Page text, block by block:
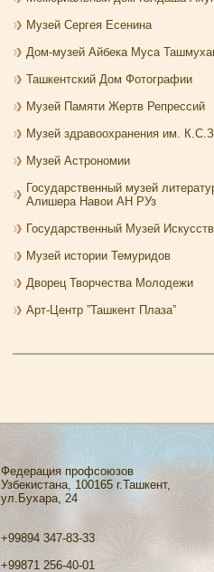
Музей Сергея Есенина
Дом-музей Айбека Муса
Ташкентский Дом Фотографии
Музей Памяти Жертв Репрессий
Музей здравоохранения им.
Музей Астрономии
Государственный музей
Алишера Навои АН РУз
Государственный Музей
Музей истории Темуридов
Дворец Творчества Молодежи
Арт-Центр ”Ташкент Плаза”
Федерация профсоюзов
Узбекистана, 100165 г.Ташкент,
ул.Бухара, 24
+99894 347-83-33
+99871 256-40-01